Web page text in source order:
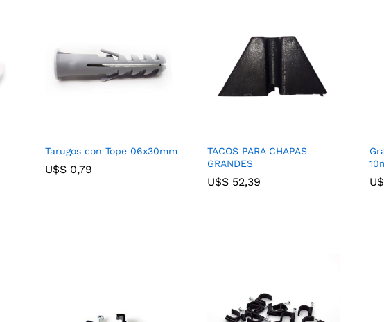
Tarugos con Tope 06x30mm
U$S 0,79
U$S 0,79
TACOS PARA CHAPAS
GRANDES
U$S 52,39
U$S 52,39